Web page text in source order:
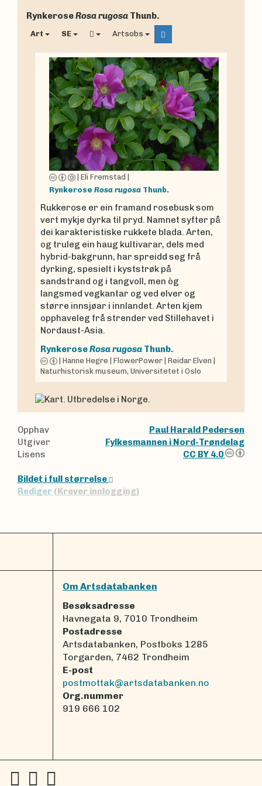
RynkeroseRosa rugosa Thunb.
Art SE Artsobs
Eli Fremstad
Rynkerose Rosa rugosa Thunb.
Rukkerose er ein framand rosebusk som
vert mykje dyrka til pryd. Namnet syfter på
dei karakteristiske rukkete blada. Arten,
og truleg ein haug kultivarar, dels med
hybrid-bakgrunn, har spreidd seg frå
dyrking, spesielt i kyststrøk på
sandstrand og i tangvoll, men òg
langsmed vegkantar og ved elver og
større innsjøar i innlandet. Arten kjem
opphaveleg frå strender ved Stillehavet i
Nordaust-Asia.
RynkeroseRosa rugosa Thunb.
Hanne Hegre FlowerPower Reidar Elven
Naturhistorisk museum, Universitetet i Oslo
Opphav
Paul Harald Pedersen
Utgiver
Fylkesmannen i Nord-Trøndelag
Lisens
CC BY 4.0
Bildet i full størrelse
Rediger (Krever innlogging)
Om Artsdatabanken
Besøksadresse
Havnegata 9, 7010 Trondheim
Postadresse
Artsdatabanken, Postboks 1285
Torgarden, 7462 Trondheim
E-post
postmottak@artsdatabanken.no
Org.nummer
919 666 102